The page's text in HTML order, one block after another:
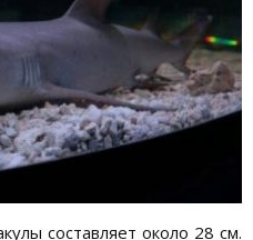
составляет около 28 см.